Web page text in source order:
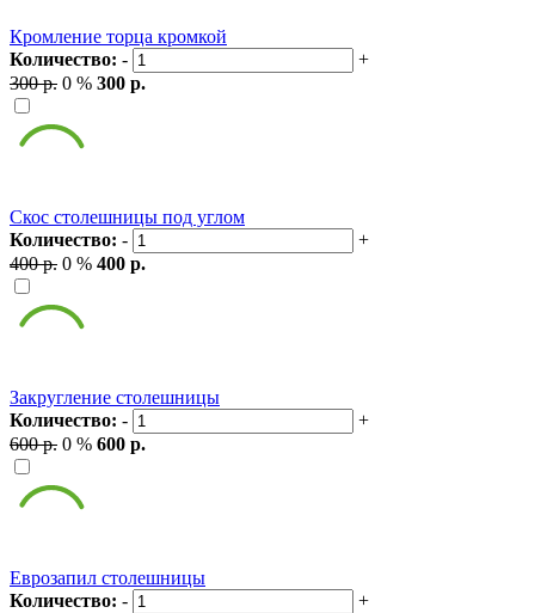
Кромление торца кромкой
Количество: -
+
300 р. 0 % 300 р.
Скос столешницы под углом
Количество: -
+
400 р. 0 % 400 р.
Закругление столешницы
Количество: -
+
600 р. 0 % 600 р.
Еврозапил столешницы
Количество: -
+